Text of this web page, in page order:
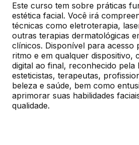
Este curso tem sobre práticas
estética facial. Você irá
técnicas como eletroterapia,
outras terapias dermatológicas
clínicos. Disponível para acesso
ritmo e em qualquer dispositivo,
digital ao final, reconhecido pela
esteticistas, terapeutas,
beleza e saúde, bem como
aprimorar suas habilidades
qualidade.